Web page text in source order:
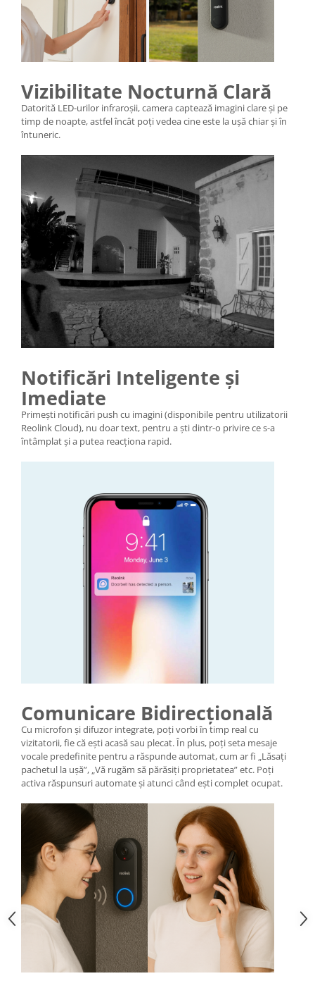
Vizibilitate Nocturnă Clară
Datorită LED-urilor infraroșii, camera captează imagini clare și pe
timp de noapte, astfel încât poți vedea cine este la ușă chiar și în
întuneric.
Notificări Inteligente și
Imediate
Primești notificări push cu imagini (disponibile pentru utilizatorii
Reolink Cloud), nu doar text, pentru a ști dintr-o privire ce s-a
întâmplat și a putea reacționa rapid.
Comunicare Bidirecțională
Cu microfon și difuzor integrate, poți vorbi în timp real cu
vizitatorii, fie că ești acasă sau plecat. În plus, poți seta mesaje
vocale predefinite pentru a răspunde automat, cum ar fi „Lăsați
pachetul la ușă”, „Vă rugăm să părăsiți proprietatea” etc. Poți
activa răspunsuri automate și atunci când ești complet ocupat.